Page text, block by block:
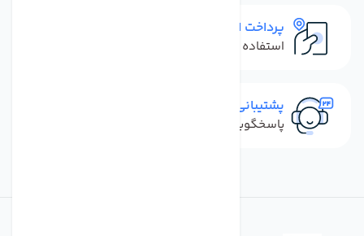
پرداخت امن
استفاده از روش‌های پرداخت امن
پشتیبانی سریع
پاسخگویی سریع به تماس‌ها و پیام‌ها